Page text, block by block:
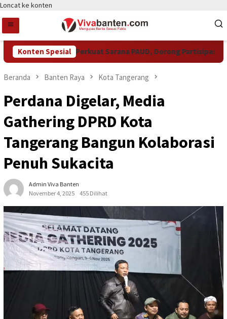
Loncat ke konten
Konten Spesial
Tangsel Perkuat Sarana PAUD, Dorong Partisipasi
Beranda Banten Raya Kota Tangerang
Perdana Digelar, Media
Gathering DPRD Kota
Tangerang Bangun Kolaborasi
Penuh Sukacita
Admin Viva Banten
November 4, 2025
455 Dilihat